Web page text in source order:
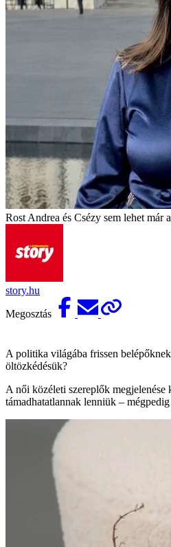
Rost Andrea és Csézy sem lehet már
story.hu
Megosztás
A politika világába frissen
öltözkédésük?
A női közéleti szereplők
támadhatatlannak lenniük – mégpedig